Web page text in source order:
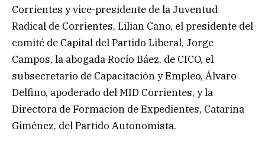
Corrientes y vice-presidente de la Juventud
Radical de Corrientes, Lilian Cano, el presidente del
comité de Capital del Partido Liberal, Jorge
Campos, la abogada Rocío Báez, de CICO, el
subsecretario de Capacitación y Empleo, Álvaro
Delfino, apoderado del MID Corrientes, y la
Directora de Formacion de Expedientes, Catarina
Giménez, del Partido Autonomista.